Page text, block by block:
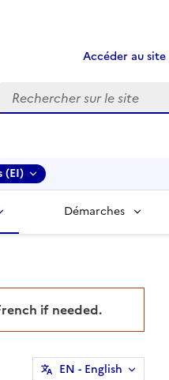
Accéder au
Recherche
(EI)
Démarches
if needed.
EN - English